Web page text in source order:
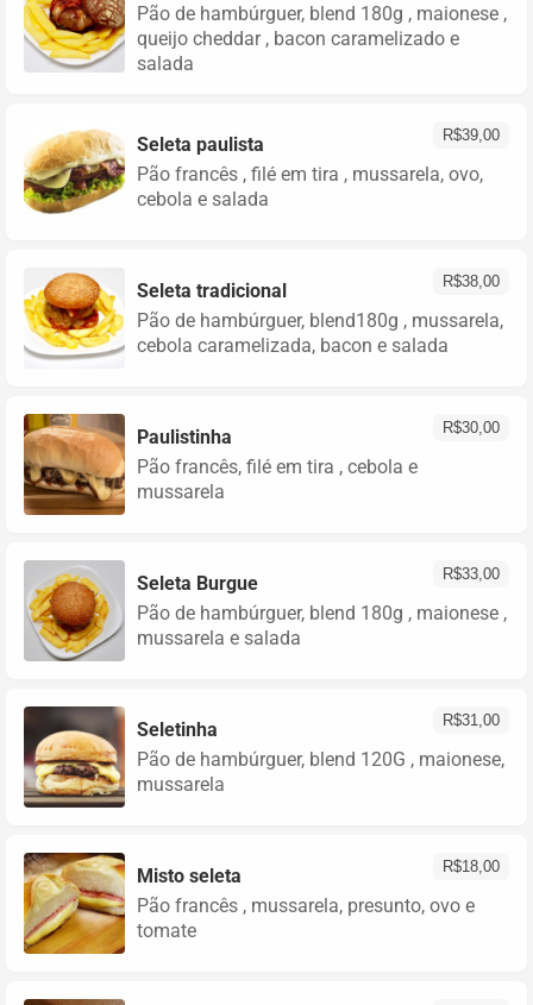
Pão de hambúrguer, blend 180g , maionese ,
queijo cheddar , bacon caramelizado e
salada
R$39,00
Seleta paulista
Pão francês , filé em tira , mussarela, ovo,
cebola e salada
R$38,00
Seleta tradicional
Pão de hambúrguer, blend180g , mussarela,
cebola caramelizada, bacon e salada
R$30,00
Paulistinha
Pão francês, filé em tira , cebola e
mussarela
R$33,00
Seleta Burgue
Pão de hambúrguer, blend 180g , maionese ,
mussarela e salada
R$31,00
Seletinha
Pão de hambúrguer, blend 120G , maionese,
mussarela
R$18,00
Misto seleta
Pão francês , mussarela, presunto, ovo e
tomate